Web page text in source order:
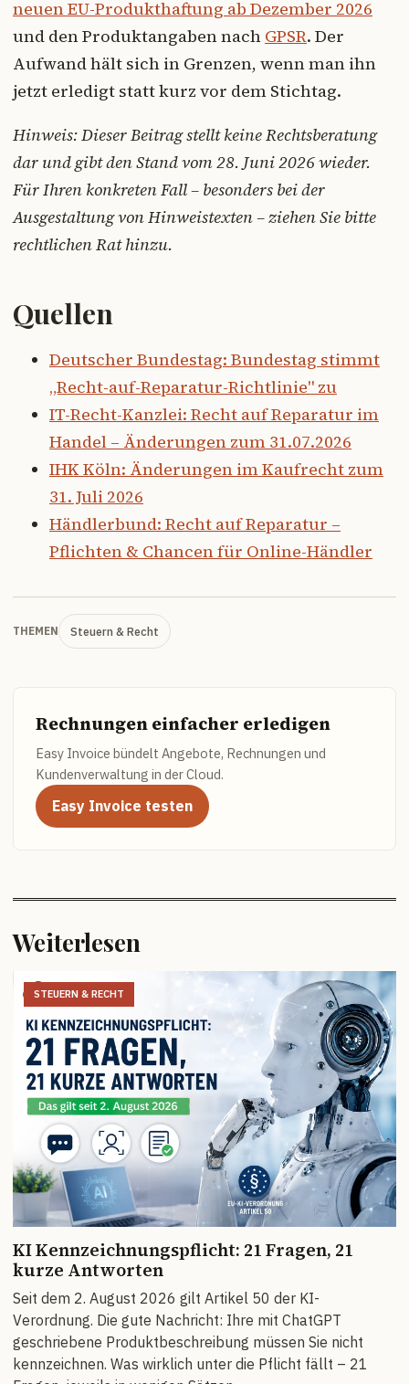
neuen EU-Produkthaftung ab Dezember 2026
und den Produktangaben nach GPSR. Der
Aufwand hält sich in Grenzen, wenn man ihn
jetzt erledigt statt kurz vor dem Stichtag.
Hinweis: Dieser Beitrag stellt keine Rechtsberatung
dar und gibt den Stand vom 28. Juni 2026 wieder.
Für Ihren konkreten Fall – besonders bei der
Ausgestaltung von Hinweistexten – ziehen Sie bitte
rechtlichen Rat hinzu.
Quellen
Deutscher Bundestag: Bundestag stimmt
„Recht-auf-Reparatur-Richtlinie" zu
IT-Recht-Kanzlei: Recht auf Reparatur im
Handel – Änderungen zum 31.07.2026
IHK Köln: Änderungen im Kaufrecht zum
31. Juli 2026
Händlerbund: Recht auf Reparatur –
Pflichten & Chancen für Online-Händler
THEMEN Steuern & Recht
Rechnungen einfacher erledigen
Easy Invoice bündelt Angebote, Rechnungen und
Kundenverwaltung in der Cloud.
Easy Invoice testen
Weiterlesen
STEUERN & RECHT
KI Kennzeichnungspflicht: 21 Fragen, 21
kurze Antworten
Seit dem 2. August 2026 gilt Artikel 50 der KI-
Verordnung. Die gute Nachricht: Ihre mit ChatGPT
geschriebene Produktbeschreibung müssen Sie nicht
kennzeichnen. Was wirklich unter die Pflicht fällt – 21